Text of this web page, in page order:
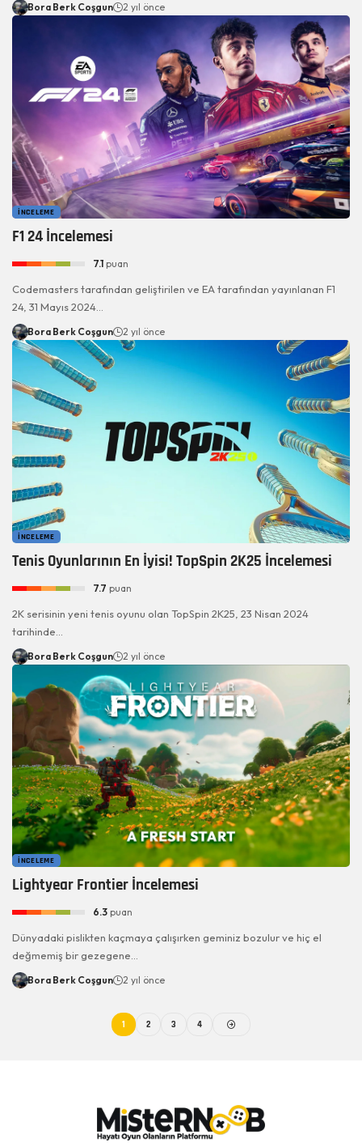
Bora Berk Coşgun 2 yıl önce
İNCELEME
F1 24 İncelemesi
7.1 puan
Codemasters tarafından geliştirilen ve EA tarafından yayınlanan F1
24, 31 Mayıs 2024…
Bora Berk Coşgun 2 yıl önce
İNCELEME
Tenis Oyunlarının En İyisi! TopSpin 2K25 İncelemesi
7.7 puan
2K serisinin yeni tenis oyunu olan TopSpin 2K25, 23 Nisan 2024
tarihinde…
Bora Berk Coşgun 2 yıl önce
İNCELEME
Lightyear Frontier İncelemesi
6.3 puan
Dünyadaki pislikten kaçmaya çalışırken geminiz bozulur ve hiç el
değmemiş bir gezegene…
Bora Berk Coşgun 2 yıl önce
1 2 3 4